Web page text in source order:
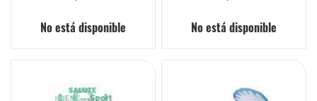
No está disponible No está disponible